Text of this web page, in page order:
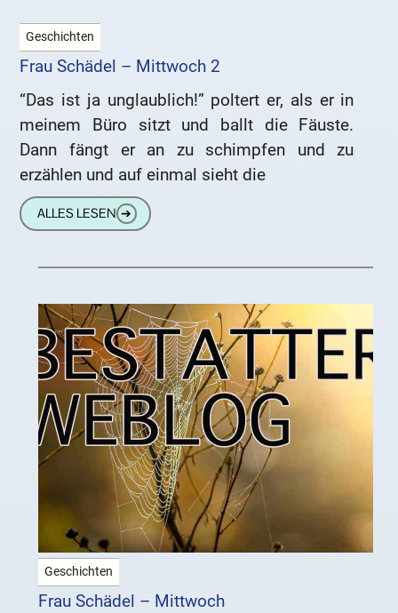
Geschichten
Frau Schädel – Mittwoch 2
“Das ist ja unglaublich!” poltert er, als er in
meinem Büro sitzt und ballt die Fäuste.
Dann fängt er an zu schimpfen und zu
erzählen und auf einmal sieht die
ALLES LESEN ➔
Geschichten
Frau Schädel – Mittwoch